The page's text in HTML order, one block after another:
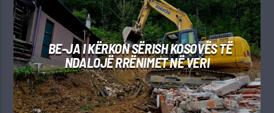
BE-JA I KËRKON SËRISH KOSOVËS TË
NDALOJË RRËNIMET NË VERI